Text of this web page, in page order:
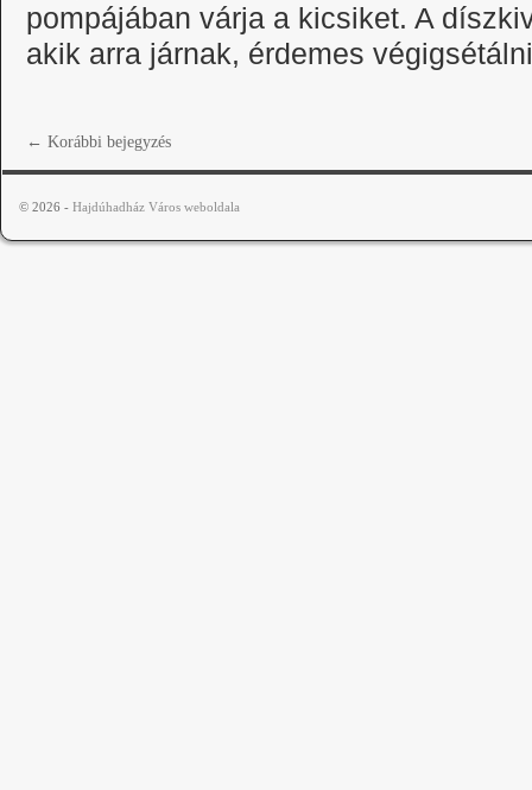
pompájában várja a kicsiket. A
akik arra járnak, érdemes
← Korábbi bejegyzés
© 2026 - Hajdúhadház Város weboldala